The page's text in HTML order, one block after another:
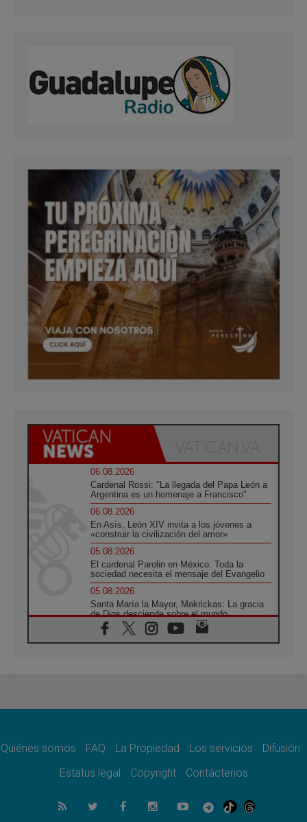
06.08.2026
Cardenal Rossi: "La llegada del Papa León a
Argentina es un homenaje a Francisco"
06.08.2026
En Asís, León XIV invita a los jóvenes a
«construir la civilización del amor»
05.08.2026
El cardenal Parolin en México: Toda la
sociedad necesita el mensaje del Evangelio
05.08.2026
Santa María la Mayor, Makrickas: La gracia
de Dios desciende sobre el mundo
05.08.2026
Cristianos y confucianos: Respeto y
dolor, una Iglesia que no se rinde"
La Fuerza del "Círculo de Héroes" con el
05.08.2026
Nuncio en Ucrania: Preocupa escuchar a
Quiénes somos FAQ La Propiedad Los servicios
Difusión
Estatus legal
Copyright Contáctenos